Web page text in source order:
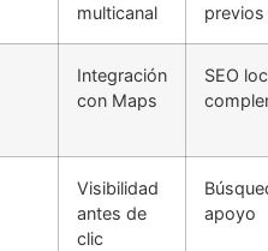
multicanal
previos
Integración
con Maps
SEO
Visibilidad
antes de
clic
apoyo